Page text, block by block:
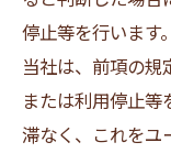
停止等を行います。
当社は、前項の規
または利用停止
滞なく、これをユ